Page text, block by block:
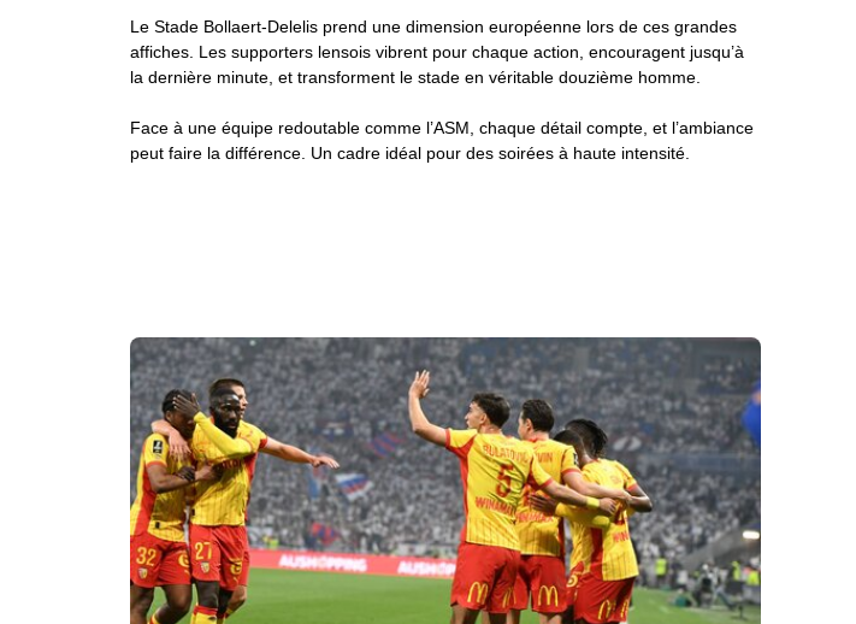
Le Stade Bollaert-Delelis prend une dimension européenne lors de ces grandes
affiches. Les supporters lensois vibrent pour chaque action, encouragent jusqu’à
la dernière minute, et transforment le stade en véritable douzième homme.
Face à une équipe redoutable comme l’ASM, chaque détail compte, et l’ambiance
peut faire la différence. Un cadre idéal pour des soirées à haute intensité.